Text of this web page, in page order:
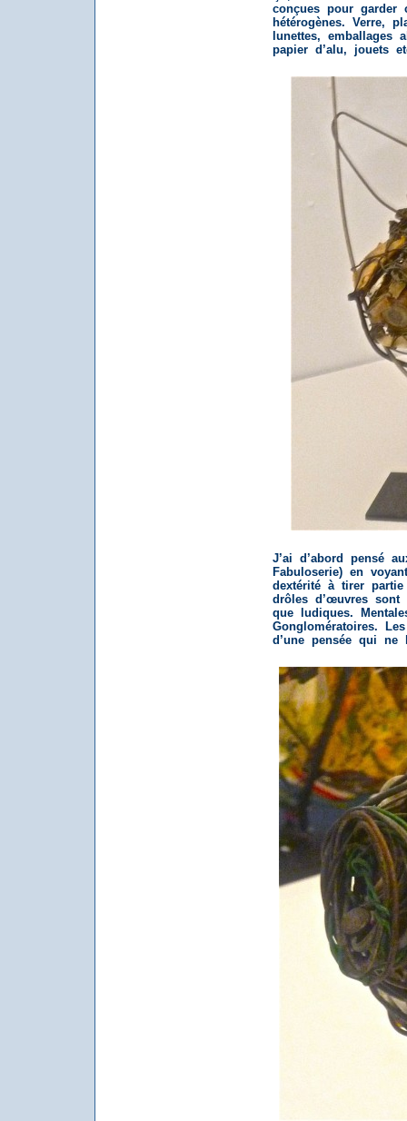
conçues pour garder
hétérogènes. Verre,
lunettes, emballages
papier d’alu, jouets
J’ai d’abord pensé
Fabuloserie) en
dextérité à tirer
drôles d’œuvres sont
que ludiques.
Gonglomératoires.
d’une pensée qui ne